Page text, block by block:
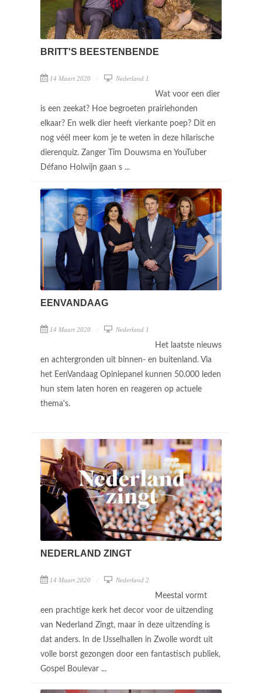
BRITT'S BEESTENBENDE
14 Maart 2020 Nederland 1
Wat voor een dier
is een zeekat? Hoe begroeten prairiehonden
elkaar? En welk dier heeft vierkante poep? Dit en
nog véél meer kom je te weten in deze hilarische
dierenquiz. Zanger Tim Douwsma en YouTuber
Défano Holwijn gaan s ...
EENVANDAAG
14 Maart 2020 Nederland 1
Het laatste nieuws
en achtergronden uit binnen- en buitenland. Via
het EenVandaag Opiniepanel kunnen 50.000 leden
hun stem laten horen en reageren op actuele
thema's.
NEDERLAND ZINGT
14 Maart 2020 Nederland 2
Meestal vormt
een prachtige kerk het decor voor de uitzending
van Nederland Zingt, maar in deze uitzending is
dat anders. In de IJsselhallen in Zwolle wordt uit
volle borst gezongen door een fantastisch publiek,
Gospel Boulevar ...